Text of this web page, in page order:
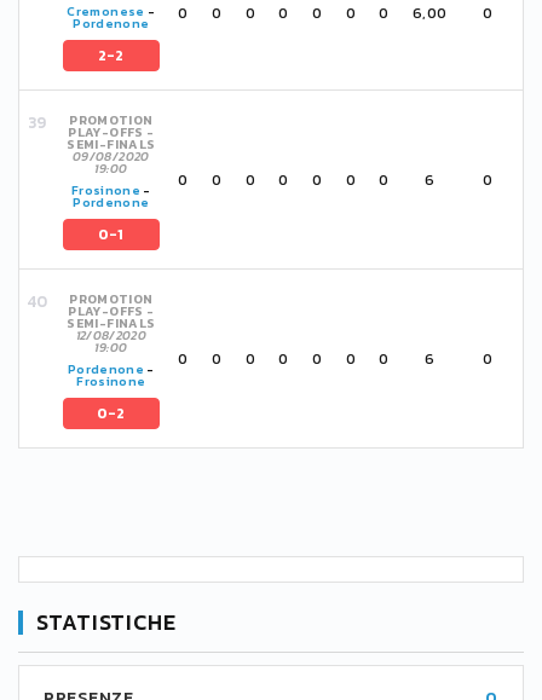
Cremonese -
Pordenone
2-2
0 0 0 0 0 0 0 6,00 0
PROMOTION
PLAY-OFFS -
SEMI-FINALS
09/08/2020
19:00
Frosinone -
Pordenone
0-1
0 0 0 0 0 0 0 6 0
PROMOTION
PLAY-OFFS -
SEMI-FINALS
12/08/2020
19:00
Pordenone -
Frosinone
0-2
0 0 0 0 0 0 0 6 0
STATISTICHE